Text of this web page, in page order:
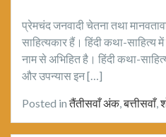
प्रेमचंद जनवादी चेतना तथा
साहित्यकार हैं। हिंदी कथा-साहित्य
नाम से अभिहित है। हिंदी कथा-
और उपन्यास इन […]
Posted inतैंतीसवाँ अंक,बत्तीसवाँ,